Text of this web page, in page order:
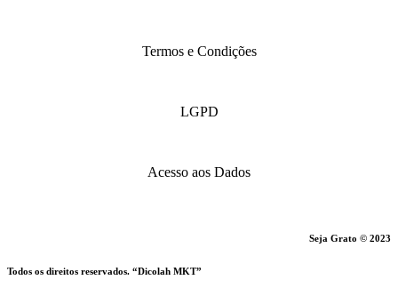
Termos e Condições
LGPD
Acesso aos Dados
Seja Grato © 2023
Todos os direitos reservados. “Dicolah MKT”